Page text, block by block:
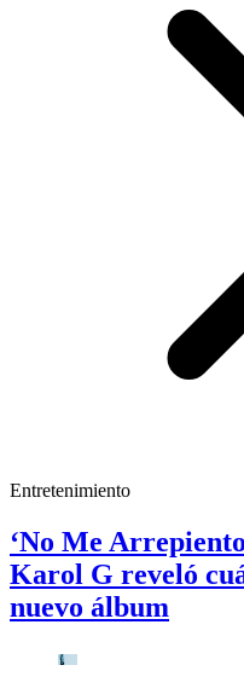
Entretenimiento
‘No Me
Karol G reveló
nuevo álbum